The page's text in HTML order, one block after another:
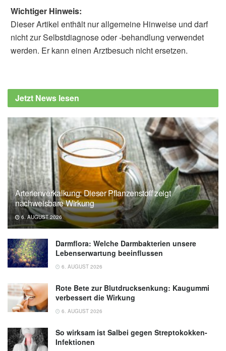
Wichtiger Hinweis:
Dieser Artikel enthält nur allgemeine Hinweise und darf
nicht zur Selbstdiagnose oder -behandlung verwendet
werden. Er kann einen Arztbesuch nicht ersetzen.
Jetzt News lesen
Arterienverkalkung: Dieser Pflanzenstoff zeigt
nachweisbare Wirkung
6. AUGUST 2026
Darmflora: Welche Darmbakterien unsere
Lebenserwartung beeinflussen
6. AUGUST 2026
Rote Bete zur Blutdrucksenkung: Kaugummi
verbessert die Wirkung
6. AUGUST 2026
So wirksam ist Salbei gegen Streptokokken-
Infektionen